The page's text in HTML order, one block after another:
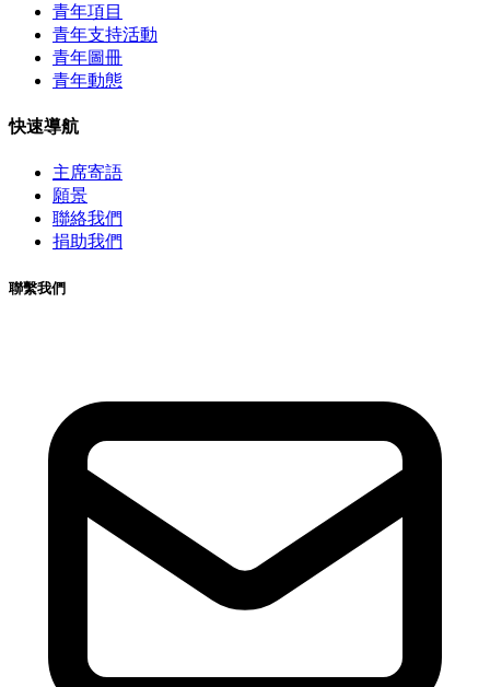
青年項目
青年支持活動
青年圖冊
青年動態
快速導航
主席寄語
願景
聯絡我們
捐助我們
聯繫我們